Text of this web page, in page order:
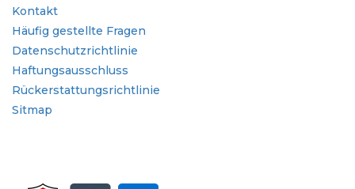
Kontakt
Häufig gestellte Fragen
Datenschutzrichtlinie
Haftungsausschluss
Rückerstattungsrichtlinie
Sitmap